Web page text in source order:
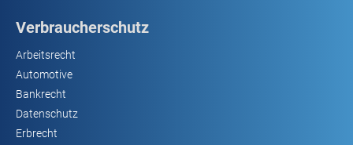
Verbraucherschutz
Arbeitsrecht
Automotive
Bankrecht
Datenschutz
Erbrecht